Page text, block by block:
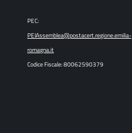
PEC:
PEIAssemblea@postacert.regione.emilia-
romagna.it
Codice Fiscale: 80062590379